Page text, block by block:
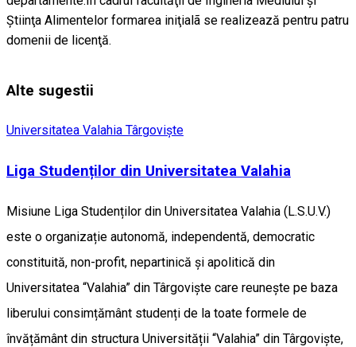
Ştiinţa Alimentelor formarea iniţialã se realizează pentru patru
domenii de licenţă.
Alte sugestii
Universitatea Valahia Târgovişte
Liga Studenților din Universitatea Valahia
Misiune Liga Studenților din Universitatea Valahia (L.S.U.V.)
este o organizație autonomă, independentă, democratic
constituită, non-profit, nepartinică și apolitică din
Universitatea “Valahia” din Târgoviște care reunește pe baza
liberului consimțământ studenți de la toate formele de
învățământ din structura Universității “Valahia” din Târgoviște,